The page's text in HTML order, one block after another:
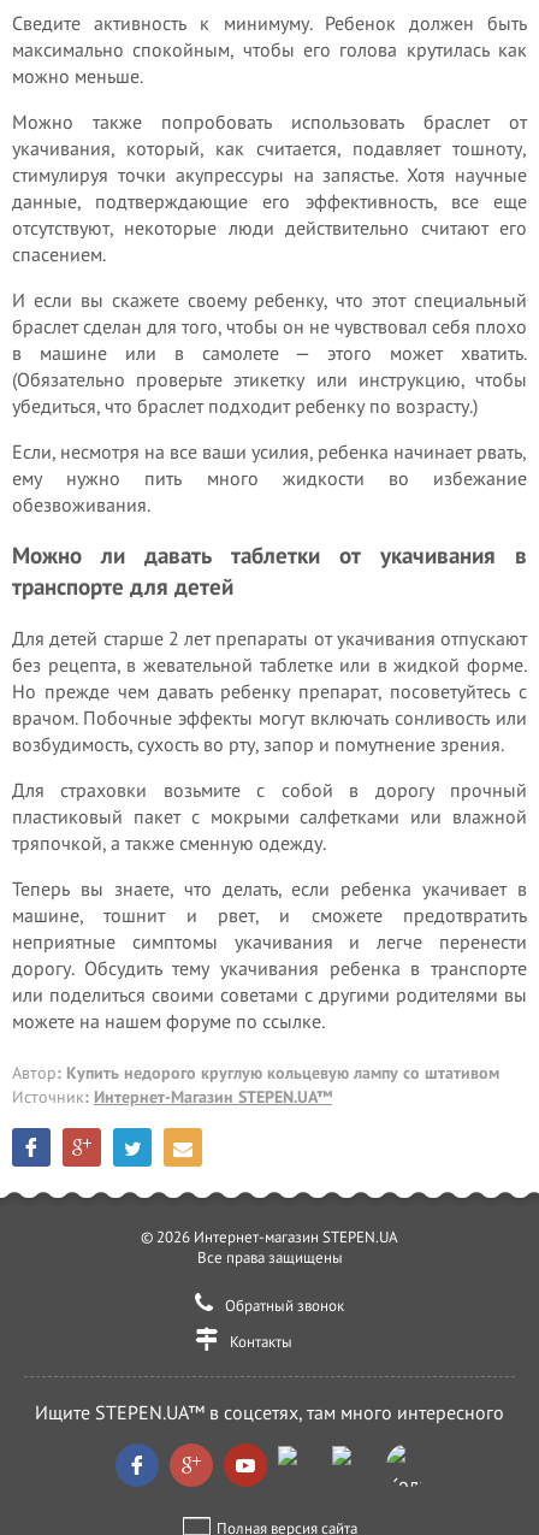
Сведите активность к минимуму. Ребенок должен быть
максимально спокойным, чтобы его голова крутилась как
можно меньше.
Можно также попробовать использовать браслет от
укачивания, который, как считается, подавляет тошноту,
стимулируя точки акупрессуры на запястье. Хотя научные
данные, подтверждающие его эффективность, все еще
отсутствуют, некоторые люди действительно считают его
спасением.
И если вы скажете своему ребенку, что этот специальный
браслет сделан для того, чтобы он не чувствовал себя плохо
в машине или в самолете — этого может хватить.
(Обязательно проверьте этикетку или инструкцию, чтобы
убедиться, что браслет подходит ребенку по возрасту.)
Если, несмотря на все ваши усилия, ребенка начинает рвать,
ему нужно пить много жидкости во избежание
обезвоживания.
Можно ли давать таблетки от укачивания в
транспорте для детей
Для детей старше 2 лет препараты от укачивания отпускают
без рецепта, в жевательной таблетке или в жидкой форме.
Но прежде чем давать ребенку препарат, посоветуйтесь с
врачом. Побочные эффекты могут включать сонливость или
возбудимость, сухость во рту, запор и помутнение зрения.
Для страховки возьмите с собой в дорогу прочный
пластиковый пакет с мокрыми салфетками или влажной
тряпочкой, а также сменную одежду.
Теперь вы знаете, что делать, если ребенка укачивает в
машине, тошнит и рвет, и сможете предотвратить
неприятные симптомы укачивания и легче перенести
дорогу. Обсудить тему укачивания ребенка в транспорте
или поделиться своими советами с другими родителями вы
можете на нашем форуме по ссылке.
Автор: Купить недорого круглую кольцевую лампу со штативом
Источник: Интернет-Магазин STEPEN.UA™
© 2026 Интернет-магазин STEPEN.UA
Все права защищены
Обратный звонок
Контакты
Ищите STEPEN.UA™ в соцсетях, там много интересного
Полная версия сайта